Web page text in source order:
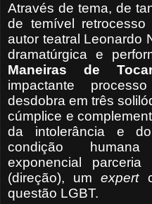
Através de tema, de
de temível
autor teatral Leonardo
dramatúrgica e
Maneiras de
impactante
desdobra em três
cúmplice e
da intolerância e
condição
exponencial
(direção), umexpert
questão LGBT.